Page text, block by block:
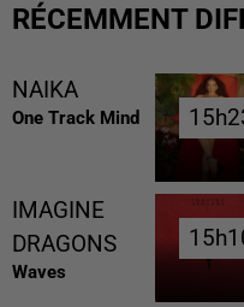
RÉCEMMENT
NAIKA
One Track Mind
IMAGINE
DRAGONS
Waves